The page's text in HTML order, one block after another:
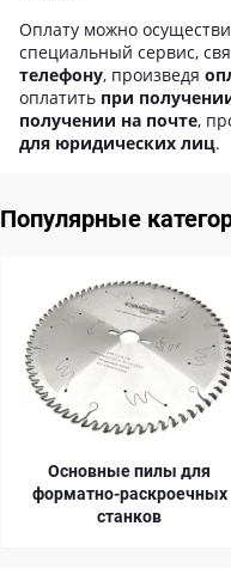
Оплату можно
специальный сервис,
телефону, произведя
оплатить при
получении на почте,
для юридических лиц.
Популярные
Основные пилы для
форматно-раскроечных
станков